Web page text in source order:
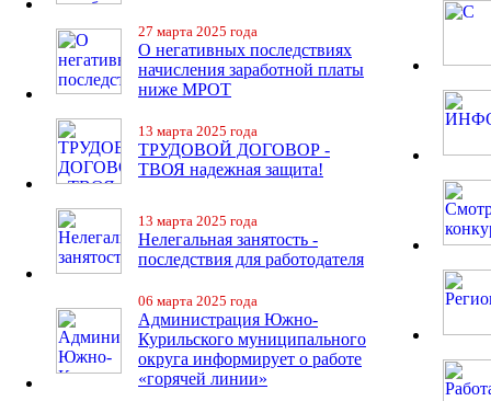
27 марта 2025 года
О негативных последствиях
начисления заработной платы
ниже МРОТ
13 марта 2025 года
ТРУДОВОЙ ДОГОВОР -
ТВОЯ надежная защита!
13 марта 2025 года
Нелегальная занятость -
последствия для работодателя
06 марта 2025 года
Администрация Южно-
Курильского муниципального
округа информирует о работе
«горячей линии»